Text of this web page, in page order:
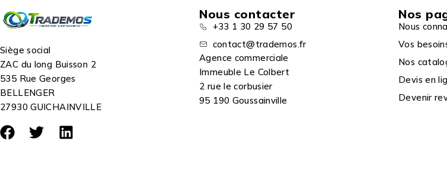
Siège social
ZAC du long Buisson 2
535 Rue Georges
BELLENGER
27930 GUICHAINVILLE
Nous contacter
+33 1 30 29 57 50
contact@trademos.fr
Agence commerciale
Immeuble Le Colbert
2 rue le corbusier
95 190 Goussainville
Nos
Nous
Vos
Nos
Devis en
Devenir